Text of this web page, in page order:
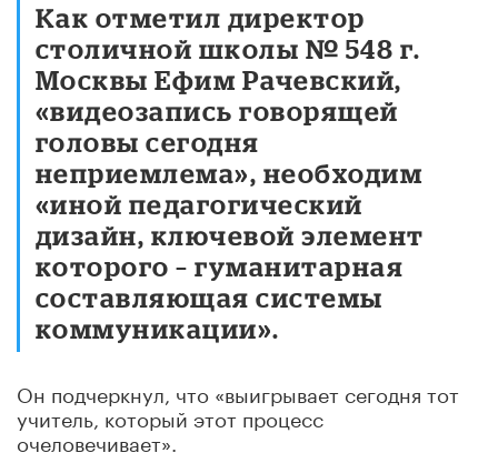
Как отметил директор
столичной школы № 548 г.
Москвы Ефим Рачевский,
«видеозапись говорящей
головы сегодня
неприемлема», необходим
«иной педагогический
дизайн, ключевой элемент
которого – гуманитарная
составляющая системы
коммуникации».
Он подчеркнул, что «выигрывает сегодня тот
учитель, который этот процесс
очеловечивает».